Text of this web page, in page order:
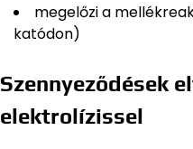
megelőzi a
katódon)
Szennyeződések
elektrolízissel